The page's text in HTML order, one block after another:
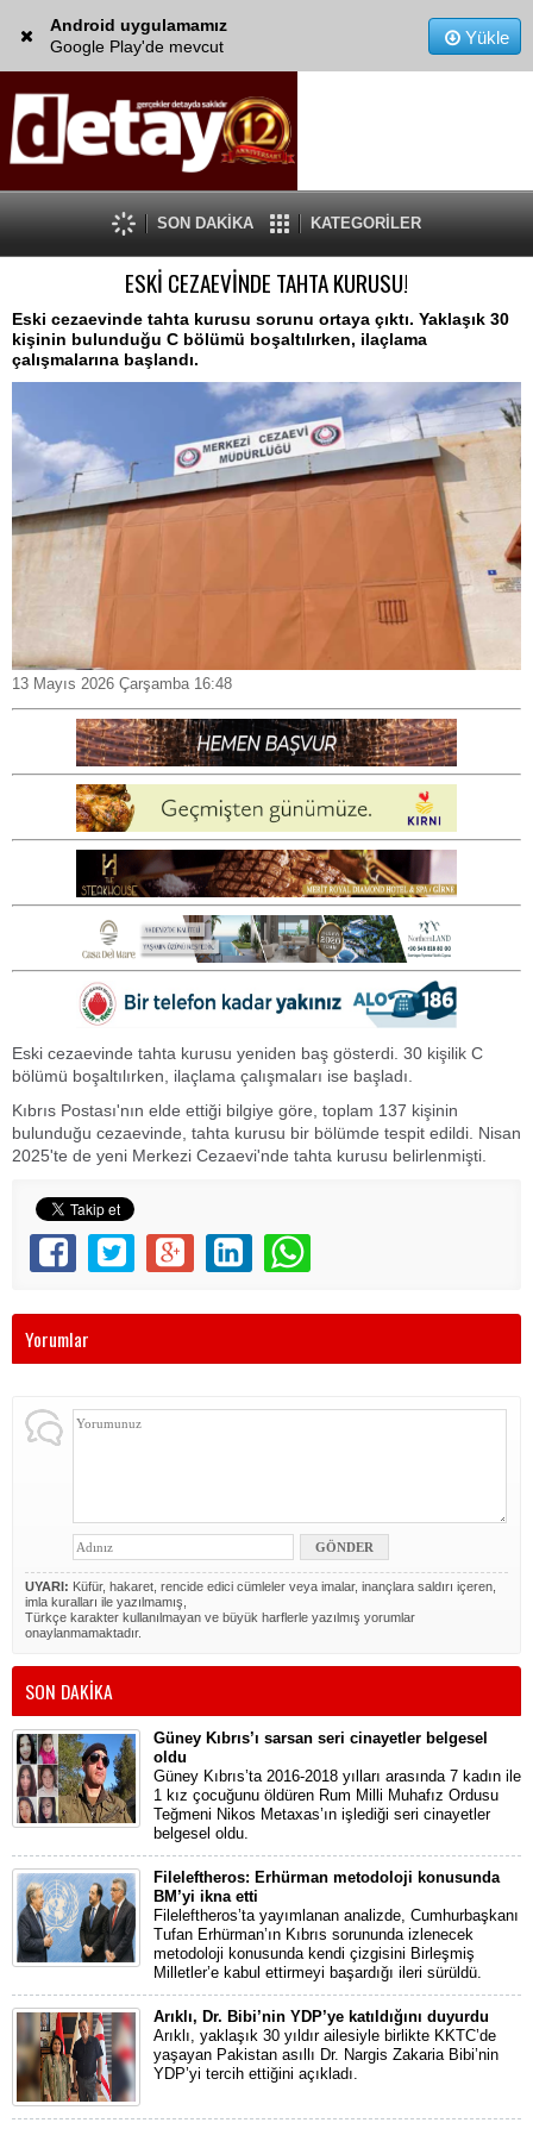
Android uygulamamız
Google Play'de mevcut
Yükle
SON DAKİKA KATEGORİLER
ESKİ CEZAEVİNDE TAHTA KURUSU!
Eski cezaevinde tahta kurusu sorunu ortaya çıktı. Yaklaşık 30
kişinin bulunduğu C bölümü boşaltılırken, ilaçlama
çalışmalarına başlandı.
13 Mayıs 2026 Çarşamba 16:48
Eski cezaevinde tahta kurusu yeniden baş gösterdi. 30 kişilik C
bölümü boşaltılırken, ilaçlama çalışmaları ise başladı.
Kıbrıs Postası'nın elde ettiği bilgiye göre, toplam 137 kişinin
bulunduğu cezaevinde, tahta kurusu bir bölümde tespit edildi. Nisan
2025'te de yeni Merkezi Cezaevi'nde tahta kurusu belirlenmişti.
Yorumlar
UYARI: Küfür, hakaret, rencide edici cümleler veya imalar, inançlara saldırı içeren,
imla kuralları ile yazılmamış,
Türkçe karakter kullanılmayan ve büyük harflerle yazılmış yorumlar
onaylanmamaktadır.
SON DAKİKA
Güney Kıbrıs’ı sarsan seri cinayetler belgesel
oldu
Güney Kıbrıs’ta 2016-2018 yılları arasında 7 kadın ile
1 kız çocuğunu öldüren Rum Milli Muhafız Ordusu
Teğmeni Nikos Metaxas’ın işlediği seri cinayetler
belgesel oldu.
Fileleftheros: Erhürman metodoloji konusunda
BM’yi ikna etti
Fileleftheros’ta yayımlanan analizde, Cumhurbaşkanı
Tufan Erhürman’ın Kıbrıs sorununda izlenecek
metodoloji konusunda kendi çizgisini Birleşmiş
Milletler’e kabul ettirmeyi başardığı ileri sürüldü.
Arıklı, Dr. Bibi’nin YDP’ye katıldığını duyurdu
Arıklı, yaklaşık 30 yıldır ailesiyle birlikte KKTC’de
yaşayan Pakistan asıllı Dr. Nargis Zakaria Bibi’nin
YDP’yi tercih ettiğini açıkladı.